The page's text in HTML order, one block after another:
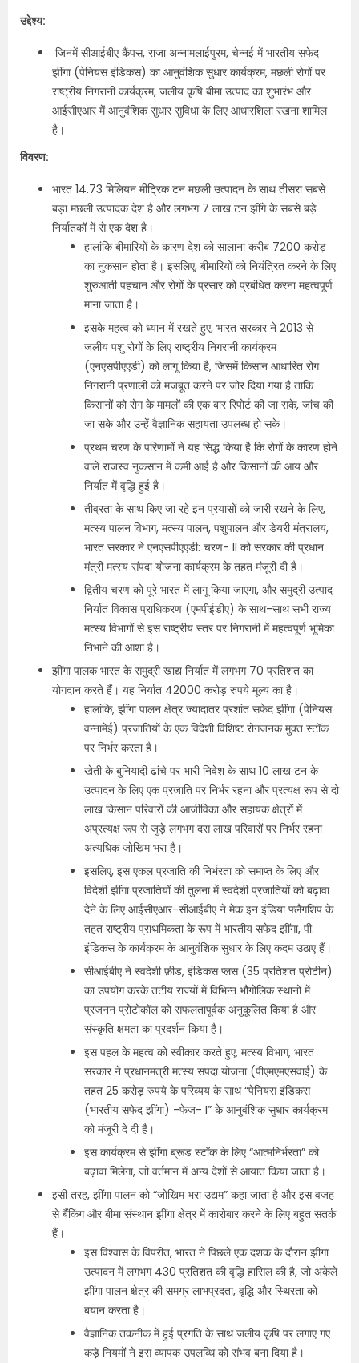
उद्देश्य:
जिनमें सीआईबीए कैंपस, राजा अन्नामलाईपुरम, चेन्नई में भारतीय सफेद
झींगा (पेनियस इंडिकस) का आनुवंशिक सुधार कार्यक्रम, मछली रोगों पर
राष्ट्रीय निगरानी कार्यक्रम, जलीय कृषि बीमा उत्पाद का शुभारंभ और
आईसीएआर में आनुवंशिक सुधार सुविधा के लिए आधारशिला रखना शामिल
है।
विवरण:
भारत 14.73 मिलियन मीट्रिक टन मछली उत्पादन के साथ तीसरा सबसे
बड़ा मछली उत्पादक देश है और लगभग 7 लाख टन झींगे के सबसे बड़े
निर्यातकों में से एक देश है।
हालांकि बीमारियों के कारण देश को सालाना करीब 7200 करोड़
का नुकसान होता है। इसलिए, बीमारियों को नियंत्रित करने के लिए
शुरुआती पहचान और रोगों के प्रसार को प्रबंधित करना महत्वपूर्ण
माना जाता है।
इसके महत्व को ध्यान में रखते हुए, भारत सरकार ने 2013 से
जलीय पशु रोगों के लिए राष्ट्रीय निगरानी कार्यक्रम
(एनएसपीएएडी) को लागू किया है, जिसमें किसान आधारित रोग
निगरानी प्रणाली को मजबूत करने पर जोर दिया गया है ताकि
किसानों को रोग के मामलों की एक बार रिपोर्ट की जा सके, जांच की
जा सके और उन्‍हें वैज्ञानिक सहायता उपलब्‍ध हो सके।
प्रथम चरण के परिणामों ने यह सिद्ध किया है कि रोगों के कारण होने
वाले राजस्व नुकसान में कमी आई है और किसानों की आय और
निर्यात में वृद्धि हुई है।
तीव्रता के साथ किए जा रहे इन प्रयासों को जारी रखने के लिए,
मत्स्य पालन विभाग, मत्स्य पालन, पशुपालन और डेयरी मंत्रालय,
भारत सरकार ने एनएसपीएएडी: चरण- II को सरकार की प्रधान
मंत्री मत्स्य संपदा योजना कार्यक्रम के तहत मंजूरी दी है।
द्वितीय चरण को पूरे भारत में लागू किया जाएगा, और समुद्री उत्पाद
निर्यात विकास प्राधिकरण (एमपीईडीए) के साथ-साथ सभी राज्य
मत्स्य विभागों से इस राष्ट्रीय स्तर पर निगरानी में महत्वपूर्ण भूमिका
निभाने की आशा है।
झींगा पालक भारत के समुद्री खाद्य निर्यात में लगभग 70 प्रतिशत का
योगदान करते हैं। यह निर्यात 42000 करोड़ रुपये मूल्‍य का है।
हालांकि, झींगा पालन क्षेत्र ज्यादातर प्रशांत सफेद झींगा (पेनियस
वन्नामेई) प्रजातियों के एक विदेशी विशिष्ट रोगजनक मुक्त स्टॉक
पर निर्भर करता है।
खेती के बुनियादी ढांचे पर भारी निवेश के साथ 10 लाख टन के
उत्पादन के लिए एक प्रजाति पर निर्भर रहना और प्रत्यक्ष रूप से दो
लाख किसान परिवारों की आजीविका और सहायक क्षेत्रों में
अप्रत्यक्ष रूप से जुड़े लगभग दस लाख परिवारों पर निर्भर रहना
अत्यधिक जोखिम भरा है।
इसलिए, इस एकल प्रजाति की निर्भरता को समाप्‍त के लिए और
विदेशी झींगा प्रजातियों की तुलना में स्वदेशी प्रजातियों को बढ़ावा
देने के लिए आईसीएआर-सीआईबीए ने मेक इन इंडिया फ्लैगशिप के
तहत राष्ट्रीय प्राथमिकता के रूप में भारतीय सफेद झींगा, पी.
इंडिकस के कार्यक्रम के आनुवंशिक सुधार के लिए कदम उठाए हैं।
सीआईबीए ने स्वदेशी फ़ीड, इंडिकस प्लस (35 प्रतिशत प्रोटीन)
का उपयोग करके तटीय राज्यों में विभिन्न भौगोलिक स्थानों में
प्रजनन प्रोटोकॉल को सफलतापूर्वक अनुकूलित किया है और
संस्कृति क्षमता का प्रदर्शन किया है।
इस पहल के महत्व को स्वीकार करते हुए, मत्स्य विभाग, भारत
सरकार ने प्रधानमंत्री मत्स्य संपदा योजना (पीएमएमएसवाई) के
तहत 25 करोड़ रुपये के परिव्यय के साथ “पेनियस इंडिकस
(भारतीय सफेद झींगा) -फेज- I” के आनुवंशिक सुधार कार्यक्रम
को मंजूरी दे दी है।
इस कार्यक्रम से झींगा ब्रूड स्टॉक के लिए “आत्मनिर्भरता” को
बढ़ावा मिलेगा, जो वर्तमान में अन्य देशों से आयात किया जाता है।
इसी तरह, झींगा पालन को “जोखिम भरा उद्यम” कहा जाता है और इस वजह
से बैंकिंग और बीमा संस्थान झींगा क्षेत्र में कारोबार करने के लिए बहुत सतर्क
हैं।
इस विश्वास के विपरीत, भारत ने पिछले एक दशक के दौरान झींगा
उत्पादन में लगभग 430 प्रतिशत की वृद्धि हासिल की है, जो अकेले
झींगा पालन क्षेत्र की समग्र लाभप्रदता, वृद्धि और स्थिरता को
बयान करता है।
वैज्ञानिक तकनीक में हुई प्रगति के साथ जलीय कृषि पर लगाए गए
कड़े नियमों ने इस व्‍यापक उपलब्धि को संभव बना दिया है।